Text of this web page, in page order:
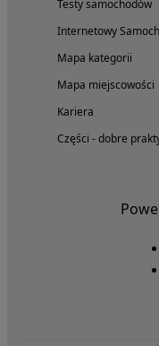
Testy samochodów
Internetowy
Mapa kategorii
Mapa miejscowości
Kariera
Części - dobre